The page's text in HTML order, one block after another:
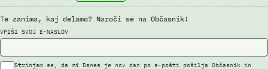
Te zanima, kaj delamo? Naroči se na Občasnik!
VPIŠI SVOJ E-NASLOV
Strinjam se, da mi Danes je nov dan po e-pošti pošilja Občasnik in